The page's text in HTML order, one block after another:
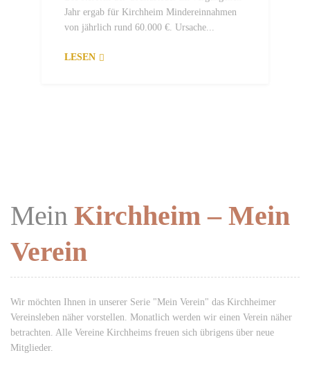
Jahr ergab für Kirchheim Mindereinnahmen
von jährlich rund 60.000 €. Ursache...
LESEN
MeinKirchheim – Mein
Verein
Wir möchten Ihnen in unserer Serie "Mein Verein" das Kirchheimer
Vereinsleben näher vorstellen. Monatlich werden wir einen Verein näher
betrachten. Alle Vereine Kirchheims freuen sich übrigens über neue
Mitglieder.